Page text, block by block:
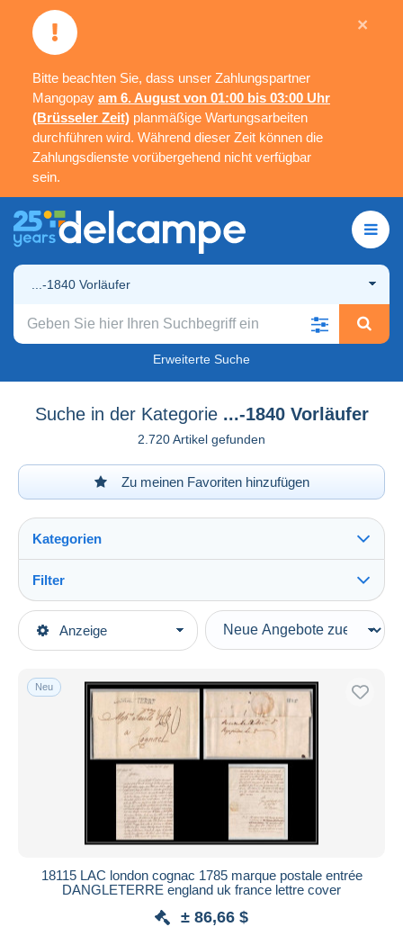
Bitte beachten Sie, dass unser Zahlungspartner
Mangopay am 6. August von 01:00 bis 03:00 Uhr
(Brüsseler Zeit) planmäßige Wartungsarbeiten
durchführen wird. Während dieser Zeit können die
Zahlungsdienste vorübergehend nicht verfügbar
sein.
×
...-1840 Vorläufer
Erweiterte Suche
Suche in der Kategorie ...-1840 Vorläufer
2.720 Artikel gefunden
Zu meinen Favoriten hinzufügen
Anzeige
Kategorien
Hauptkategorien
Europa
Grossbritannien
...-1840 Vorläufer
Filter
Art der Verkäufe
Laufende Angebote
Auktionen mit Geboten
Auktionen ohne Gebote
Auktionshäuser
Alle Laufzeiten
Endet in
Neu
18115 LAC london cognac 1785 marque postale entrée
DANGLETERRE england uk france lettre cover
± 86,66 $